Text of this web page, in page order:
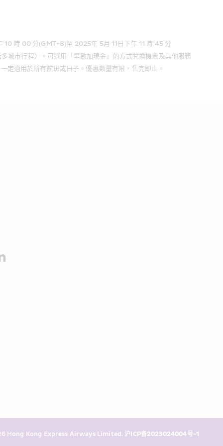
時 00 分(GMT+8)至 2025年 5月 11日下午 11 時 45 分
城市行程）。可選用「里數加現金」的方式兌換機票及其他服務
適用於所有航班或日子。優惠數量有限，售完即止。
Hong Kong Express Airways Limited. 沪ICP备2023024004号-1